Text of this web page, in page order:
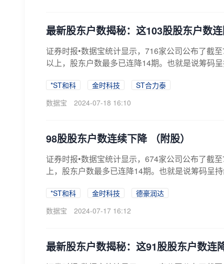
最新股东户数揭秘：这103股股东户数
证券时报•数据宝统计显示，716家公司公布了截
以上，股东户数最多已连降14期。也就是说筹码
*ST和科 金时科技
ST合力泰
数据宝
2024-07-18 16:10
98股股东户数连续下降 （附股）
证券时报•数据宝统计显示，674家公司公布了截
上，股东户数最多已连降14期。也就是说筹码呈
*ST和科 金时科技
德豪润达
数据宝
2024-07-17 16:12
最新股东户数揭秘：这91股股东户数连